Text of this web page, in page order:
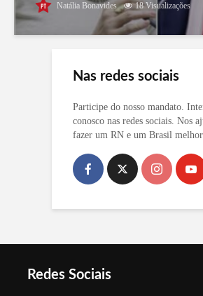
Natália Bonavides 18 Visualizações
Nas redes sociais
Participe do nosso mandato.
conosco nas redes sociais. Nos
fazer um RN e um Brasil
Redes Sociais